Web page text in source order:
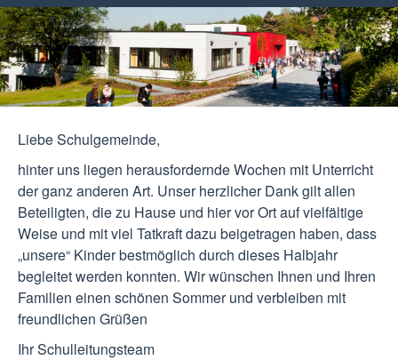
Liebe Schulgemeinde,
hinter uns liegen herausfordernde Wochen mit Unterricht
der ganz anderen Art. Unser herzlicher Dank gilt allen
Beteiligten, die zu Hause und hier vor Ort auf vielfältige
Weise und mit viel Tatkraft dazu beigetragen haben, dass
„unsere“ Kinder bestmöglich durch dieses Halbjahr
begleitet werden konnten. Wir wünschen Ihnen und Ihren
Familien einen schönen Sommer und verbleiben mit
freundlichen Grüßen
Ihr Schulleitungsteam